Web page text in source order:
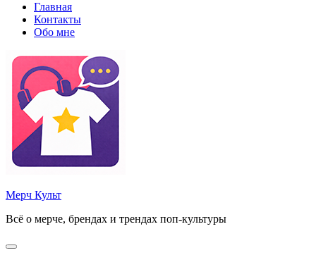
Главная
Контакты
Обо мне
Мерч Культ
Всё о мерче, брендах и трендах поп-культуры